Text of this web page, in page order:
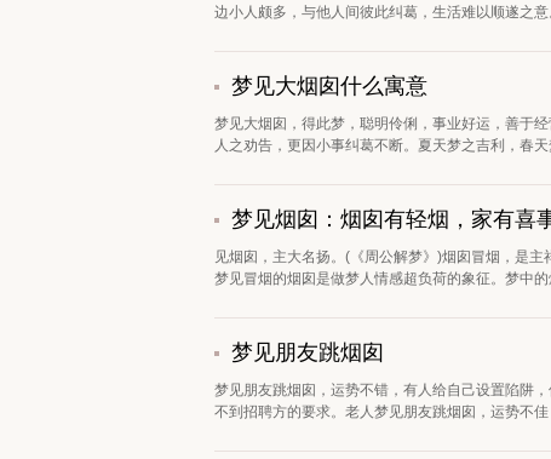
边小人颇多，与他人间彼此纠葛，生活难以顺遂之
梦见大烟囱什么寓意
梦见大烟囱，得此梦，聪明伶俐，事业好运，善于
人之劝告，更因小事纠葛不断。夏天梦之吉利，春
梦见烟囱：烟囱有轻烟，家有喜
见烟囱，主大名扬。(《周公解梦》)烟囱冒烟，是
梦见冒烟的烟囱是做梦人情感超负荷的象征。梦中
梦见朋友跳烟囱
梦见朋友跳烟囱，运势不错，有人给自己设置陷阱
不到招聘方的要求。老人梦见朋友跳烟囱，运势不